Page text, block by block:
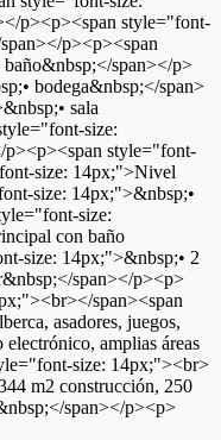
p><p><span style="font-
p><p><span
span></p>
bodega&nbsp;</span>
sala
size:
p><p><span style="font-
size: 14px;">Nivel
size: 14px;">&nbsp;•
size:
con baño
size: 14px;">&nbsp;• 2
span></p><p>
span><span
asadores, juegos,
electrónico, amplias áreas
size: 14px;"><br>
m2 construcción, 250
span></p><p>